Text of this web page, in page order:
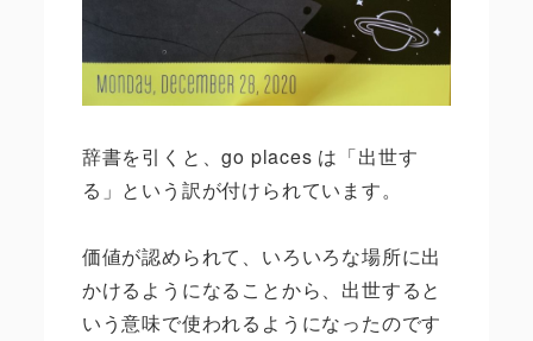
辞書を引くと、go places は「出世す
る」という訳が付けられています。
価値が認められて、いろいろな場所に出
かけるようになることから、出世すると
いう意味で使われるようになったのです